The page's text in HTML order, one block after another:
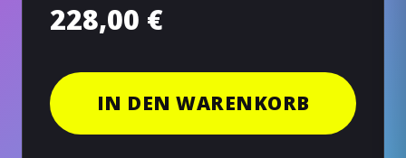
228,00 €
IN DEN WARENKORB